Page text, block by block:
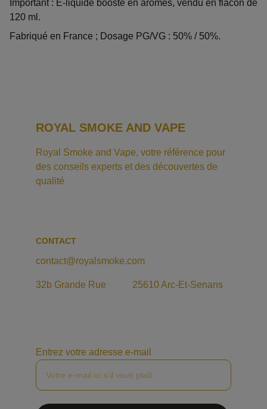
Important : E-liquide boosté en arômes, vendu en flacon de
120 ml.
Fabriqué en France ; Dosage PG/VG : 50% / 50%.
ROYAL SMOKE AND VAPE
Royal Smoke and Vape, votre référence pour
des conseils experts et des découvertes de
qualité
CONTACT
contact@royalsmoke.com
Entrez votre adresse e-mail
32b Grande Rue           25610 Arc-Et-Senans